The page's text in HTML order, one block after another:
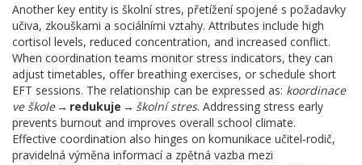
Another key entity is školní stres, přetížení spojené s požadavky
učiva, zkouškami a sociálními vztahy. Attributes include high
cortisol levels, reduced concentration, and increased conflict.
When coordination teams monitor stress indicators, they can
adjust timetables, offer breathing exercises, or schedule short
EFT sessions. The relationship can be expressed as: koordinace
ve škole→ redukuje → školní stres. Addressing stress early
prevents burnout and improves overall school climate.
Effective coordination also hinges on komunikace učitel‑rodič,
pravidelná výměna informací a zpětná vazba mezi